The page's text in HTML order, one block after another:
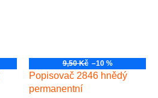
9,50 Kč –10 %
Popisovač 2846 hnědý
permanentní